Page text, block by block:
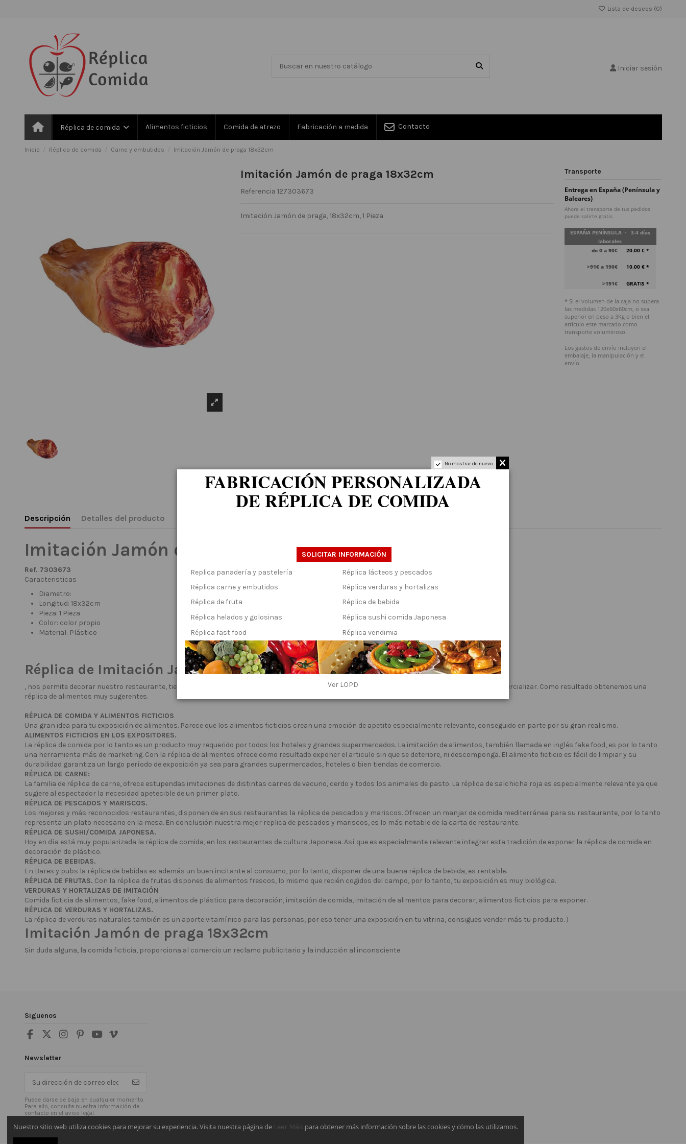
Lista de deseos (0)
Iniciar sesión
Réplica de comida Alimentos ficticios Comida de atrezo Fabricación a medida Contacto
Inicio Réplica de comida Carne y embutidos Imitación Jamón de praga 18x32cm
Imitación Jamón de praga 18x32cm
Referencia 127303673
Imitación Jamón de praga, 18x32cm, 1 Pieza
Transporte
Entrega en España (Península y
Baleares)
Ahora el transporte de tus pedidos
puede salirte gratis.
ESPAÑA PENÍNSULA · 3-4 días
laborales
de 0 a 90€
20.00 € *
>91€ a 190€ 10.00 € *
>191€ GRATIS *
* Si el volumen de la caja no supera
las medidas 120x60x60cm, o sea
superior en peso a 3Kg o bien el
articulo este marcado como
transporte voluminoso.
Los gastos de envío incluyen el
embalaje, la manipulación y el
envío.
Descripción Detalles del producto
Imitación Jamón de praga 18x32cm
Ref. 7303673
Caracteristicas
Diametro:
Longitud: 18x32cm
Pieza: 1 Pieza
Color: color propio
Material: Plástico
Réplica de Imitación Jamón de praga 18x32cm
, nos permite decorar nuestro restaurante, tienda o supermercado, debido a su realismo aportamos visualmente un producto que deseamos comercializar. Como resultado obtenemos una
réplica de alimentos muy sugerentes.
RÉPLICA DE COMIDA Y ALIMENTOS FICTICIOS
Una gran idea para tu exposición de alimentos. Parece que los alimentos ficticios crean una emoción de apetito especialmente relevante, conseguido en parte por su gran realismo.
ALIMENTOS FICTICIOS EN LOS EXPOSITORES.
La réplica de comida por lo tanto es un producto muy requerido por todos los hoteles y grandes supermercados. La imitación de alimentos, también llamada en inglés fake food, es por lo tanto
una herramienta más de marketing. Con la réplica de alimentos ofrece como resultado exponer el articulo sin que se deteriore, ni descomponga. El alimento ficticio es fácil de limpiar y su
durabilidad garantiza un largo período de exposición ya sea para grandes supermercados, hoteles o bien tiendas de comercio.
RÉPLICA DE CARNE:
La familia de réplica de carne, ofrece estupendas imitaciones de distintas carnes de vacuno, cerdo y todos los animales de pasto. La réplica de salchicha roja es especialmente relevante ya que
sugiere al espectador la necesidad apetecible de un primer plato.
RÉPLICA DE PESCADOS Y MARISCOS.
Los mejores y más reconocidos restaurantes, disponen de en sus restaurantes la réplica de pescados y mariscos. Ofrecen un manjar de comida mediterránea para su restaurante, por lo tanto
representa un plato necesario en la mesa. En conclusión nuestra mejor replica de pescados y mariscos, es lo más notable de la carta de restaurante.
RÉPLICA DE SUSHI/COMIDA JAPONESA.
Hoy en día está muy popularizada la réplica de comida, en los restaurantes de cultura Japonesa. Así que es especialmente relevante integrar esta tradición de exponer la réplica de comida en
decoración de plástico.
RÉPLICA DE BEBIDAS.
En Bares y pubs la réplica de bebidas es además un buen incitante al consumo, por lo tanto, disponer de una buena réplica de bebida, es rentable.
RÉPLICA DE FRUTAS. Con la réplica de frutas dispones de alimentos frescos, lo mismo que recién cogidos del campo, por lo tanto, tu exposición es muy biológica.
VERDURAS Y HORTALIZAS DE IMITACIÓN
Comida ficticia de alimentos, fake food, alimentos de plástico para decoración, imitación de comida, imitación de alimentos para decorar, alimentos ficticios para exponer.
RÉPLICA DE VERDURAS Y HORTALIZAS.
La réplica de verduras naturales también es un aporte vitamínico para las personas, por eso tener una exposición en tu vitrina, consigues vender más tu producto. )
Imitación Jamón de praga 18x32cm
Sin duda alguna, la comida ficticia, proporciona al comercio un reclamo publicitario y la inducción al inconsciente.
Siguenos
Newsletter
Puede darse de baja en cualquier momento.
Para ello, consulte nuestra información de
contacto en el aviso legal.
No mostrar de nuevo.
FABRICACIÓN PERSONALIZADA
DE RÉPLICA DE COMIDA
SOLICITAR INFORMACIÓN
Replica panadería y pastelería
Réplica lácteos y pescados
Réplica carne y embutidos
Réplica verduras y hortalizas
Réplica de fruta
Réplica de bebida
Réplica helados y golosinas
Réplica sushi comida Japonesa
Réplica fast food
Réplica vendimia
Ver LOPD
Nuestro sitio web utiliza cookies para mejorar su experiencia. Visita nuestra página de Leer Más para obtener más información sobre las cookies y cómo las utilizamos.